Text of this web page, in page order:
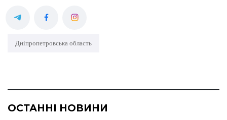
Дніпропетровська область
ОСТАННІ НОВИНИ